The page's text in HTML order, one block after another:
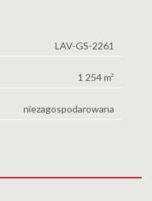
LAV-GS-2261
1 254 m²
niezagospodarowana